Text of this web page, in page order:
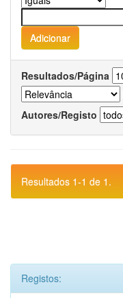
Resultados/Página
Autores/Registo
Resultados 1-1 de 1.
Registos: